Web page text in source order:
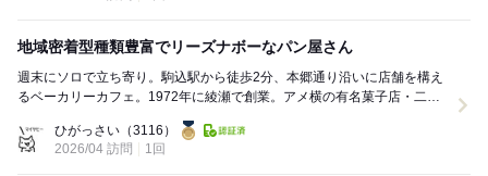
地域密着型種類豊富でリーズナボーなパン屋さん
週末にソロで立ち寄り。駒込駅から徒歩2分、本郷通り沿いに店舗を構え
るベーカリーカフェ。1972年に綾瀬で創業。アメ横の有名菓子店・二木
ひがっさい （3116）
2026/04 訪問
1回